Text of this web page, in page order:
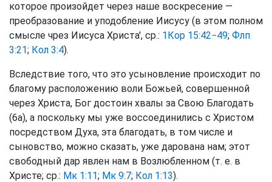
которое произойдет через наше воскресение —
преобразование и уподобление Иисусу (в этом полном
смысле чрез Иисуса Христа', ср.: 1Кор 15:42−49; Флп
3:21; Кол 3:4).
Вследствие того, что это усыновление происходит по
благому расположению воли Божьей, совершенной
через Христа, Бог достоин хвалы за Свою Благодать
(6а), а поскольку мы уже воссоединились с Христом
посредством Духа, эта благодать, в том числе и
сыновство, можно сказать, уже дарована нам; этот
свободный дар явлен нам в Возлюбленном (т. е. в
Христе; ср.: Мк 1:11; Мк 9:7; Кол 1:13).